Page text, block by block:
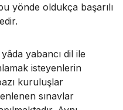
yönde oldukça başarılı
yabancı dil ile
isteyenlerin
kuruluşlar
sınavlar